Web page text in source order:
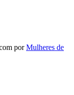
porMulheres de